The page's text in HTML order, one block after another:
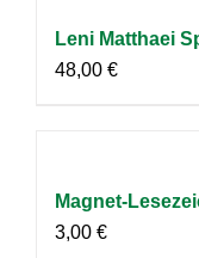
Leni Matthaei
48,00 €
Magnet-
3,00 €